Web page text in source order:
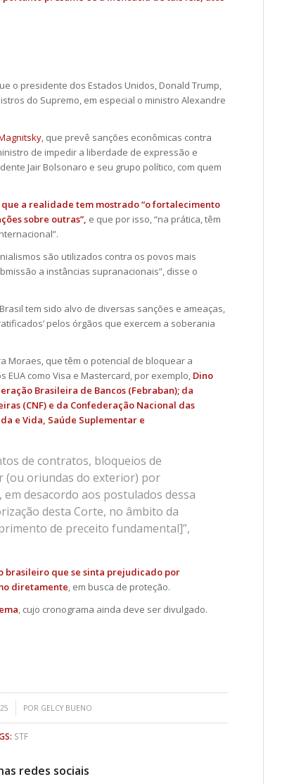
o presidente dos Estados Unidos, Donald Trump,
do Supremo, em especial o ministro Alexandre
, que prevê sanções econômicas contra
de impedir a liberdade de expressão e
Jair Bolsonaro e seu grupo político, com quem
a realidade tem mostrado “o fortalecimento
sobre outras”, e que por isso, “na prática, têm
são utilizados contra os povos mais
a instâncias supranacionais”, disse o
tem sido alvo de diversas sanções e ameaças,
pelos órgãos que exercem a soberania
Moraes, que têm o potencial de bloquear a
como Visa e Mastercard, por exemplo, Dino
Brasileira de Bancos (Febraban); da
(CNF) e da Confederação Nacional das
e Vida, Saúde Suplementar e
de contratos, bloqueios de
(ou oriundas do exterior) por
desacordo aos postulados dessa
desta Corte, no âmbito da
de preceito fundamental]”,
brasileiro que se sinta prejudicado por
diretamente, em busca de proteção.
, cujo cronograma ainda deve ser divulgado.
POR GELCY BUENO
STF
redes sociais